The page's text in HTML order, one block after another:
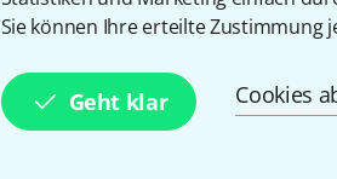
Sie können Ihre erteilte Zustimmung
Geht klar Cookies
In
dB